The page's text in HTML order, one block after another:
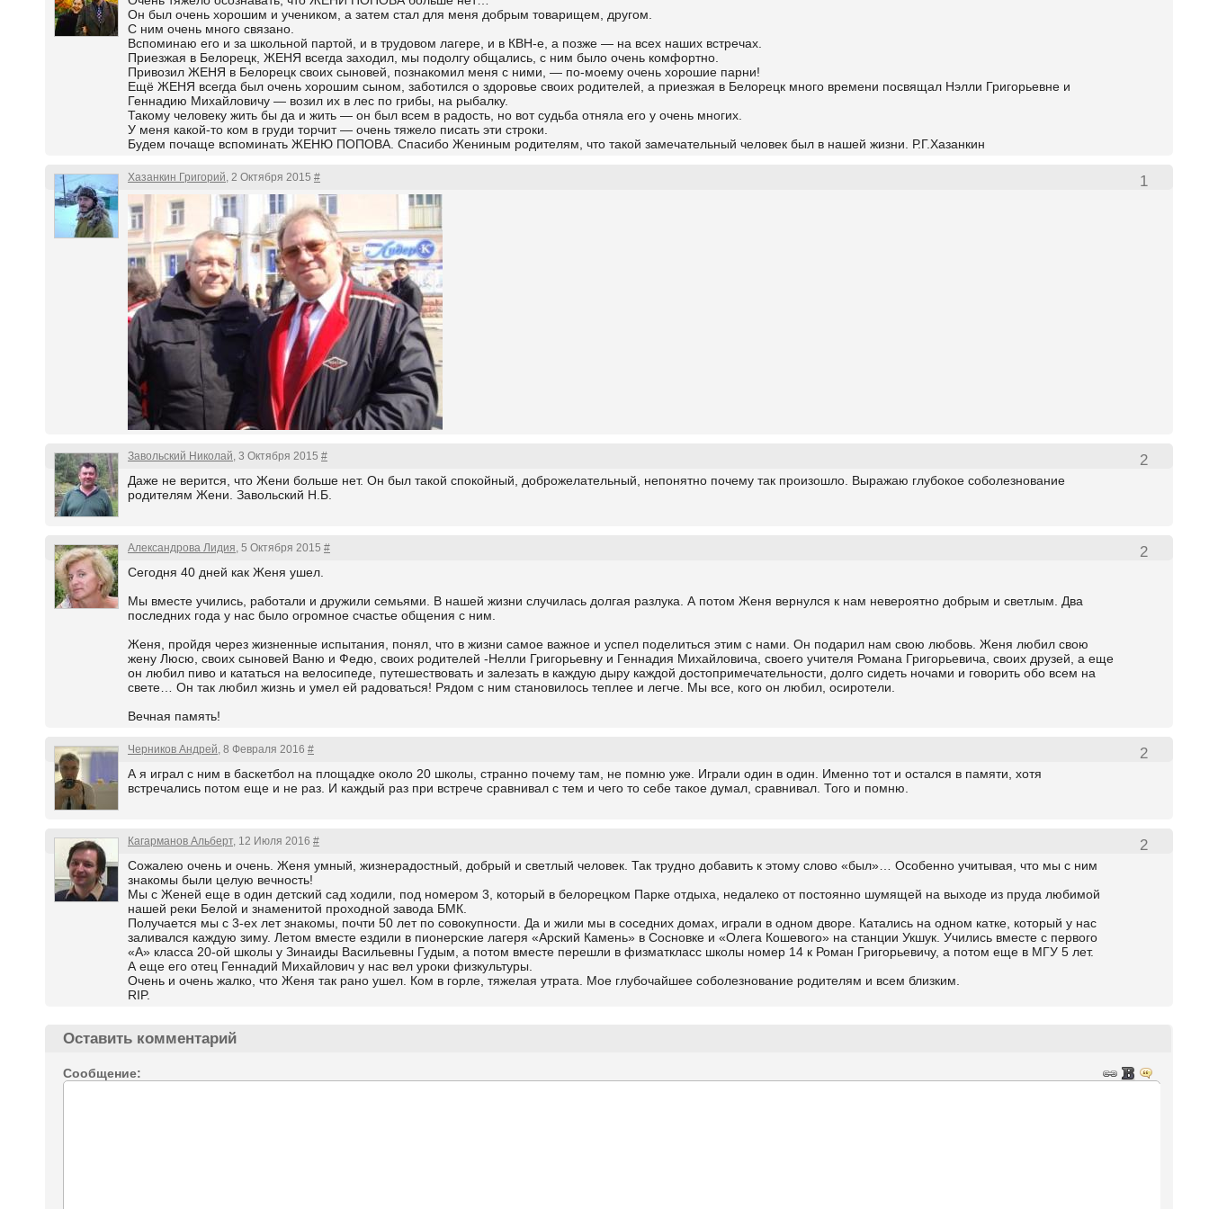
Он был очень хорошим и учеником, а затем стал для меня добрым товарищем, другом.
С ним очень много связано.
Вспоминаю его и за школьной партой, и в трудовом лагере, и в КВН-е, а позже — на всех наших встречах.
Приезжая в Белорецк, ЖЕНЯ всегда заходил, мы подолгу общались, с ним было очень комфортно.
Привозил ЖЕНЯ в Белорецк своих сыновей, познакомил меня с ними, — по-моему очень хорошие парни!
Ещё ЖЕНЯ всегда был очень хорошим сыном, заботился о здоровье своих родителей, а приезжая в Белорецк много времени посвящал Нэлли Григорьевне и
Геннадию Михайловичу — возил их в лес по грибы, на рыбалку.
Такому человеку жить бы да и жить — он был всем в радость, но вот судьба отняла его у очень многих.
У меня какой-то ком в груди торчит — очень тяжело писать эти строки.
Будем почаще вспоминать ЖЕНЮ ПОПОВА. Спасибо Жениным родителям, что такой замечательный человек был в нашей жизни. Р.Г.Хазанкин
Хазанкин Григорий , 2 Октября 2015 # 1
Завольский Николай , 3 Октября 2015 # 2
Даже не верится, что Жени больше нет. Он был такой спокойный, доброжелательный, непонятно почему так произошло. Выражаю глубокое соболезнование
родителям Жени. Завольский Н.Б.
Александрова Лидия , 5 Октября 2015 # 2
Сегодня 40 дней как Женя ушел.
Мы вместе учились, работали и дружили семьями. В нашей жизни случилась долгая разлука. А потом Женя вернулся к нам невероятно добрым и светлым. Два
последних года у нас было огромное счастье общения с ним.
Женя, пройдя через жизненные испытания, понял, что в жизни самое важное и успел поделиться этим с нами. Он подарил нам свою любовь. Женя любил свою
жену Люсю, своих сыновей Ваню и Федю, своих родителей -Нелли Григорьевну и Геннадия Михайловича, своего учителя Романа Григорьевича, своих друзей, а еще
он любил пиво и кататься на велосипеде, путешествовать и залезать в каждую дыру каждой достопримечательности, долго сидеть ночами и говорить обо всем на
свете… Он так любил жизнь и умел ей радоваться! Рядом с ним становилось теплее и легче. Мы все, кого он любил, осиротели.
Вечная память!
Черников Андрей , 8 Февраля 2016 # 2
А я играл с ним в баскетбол на площадке около 20 школы, странно почему там, не помню уже. Играли один в один. Именно тот и остался в памяти, хотя
встречались потом еще и не раз. И каждый раз при встрече сравнивал с тем и чего то себе такое думал, сравнивал. Того и помню.
Кагарманов Альберт, 12 Июля 2016 # 2
Сожалею очень и очень. Женя умный, жизнерадостный, добрый и светлый человек. Так трудно добавить к этому слово «был»… Особенно учитывая, что мы с ним
знакомы были целую вечность!
Мы с Женей еще в один детский сад ходили, под номером 3, который в белорецком Парке отдыха, недалеко от постоянно шумящей на выходе из пруда любимой
нашей реки Белой и знаменитой проходной заводa БМК.
Получается мы с 3-ех лет знакомы, почти 50 лет по совокупности. Да и жили мы в соседних домах, играли в одном дворе. Катались на одном катке, который у нас
заливался каждую зиму. Летом вместе ездили в пионерские лагеря «Арский Камень» в Сосновке и «Олега Кошевого» на станции Укшук. Учились вместе с первого
«А» класса 20-ой школы у Зинаиды Васильевны Гудым, а потом вместе перешли в физматкласc школы номер 14 к Роман Григорьевичу, а потом еще в МГУ 5 лет.
А еще его отец Геннадий Михайлович у нас вел уроки физкультуры.
Очень и очень жалко, что Женя так рано ушел. Ком в горле, тяжелая утрата. Мое глубочайшее соболезнование родителям и всем близким.
RIP.
Оставить комментарий
Сообщение: